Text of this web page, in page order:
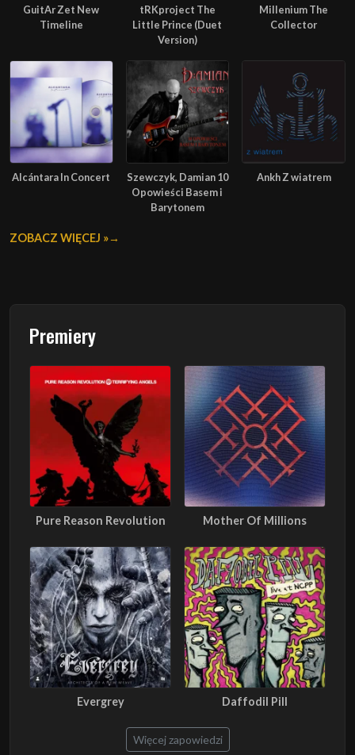
GuitAr Zet New
Timeline
tRKproject The
Little Prince (Duet
Version)
Millenium The
Collector
Alcántara In Concert
Szewczyk, Damian 10
Opowieści Basem i
Barytonem
Ankh Z wiatrem
ZOBACZ WIĘCEJ »
Premiery
Pure Reason Revolution Mother Of Millions
Evergrey Daffodil Pill
Więcej zapowiedzi